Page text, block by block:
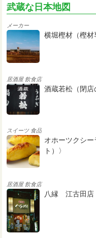
武蔵な日本地図
メーカー
横堀樫材（樫材
居酒屋 飲食店
酒蔵若松（閉店
スイーツ 食品
オホーツクシ
ト）〉
居酒屋 飲食店
八縁 江古田店